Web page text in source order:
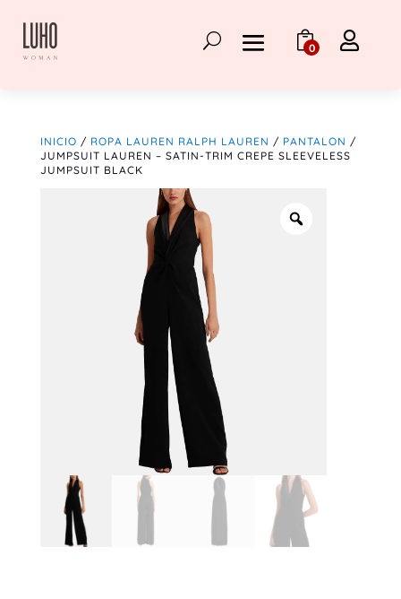
0 
INICIO / ROPA LAUREN RALPH LAUREN / PANTALON /
JUMPSUIT LAUREN – SATIN-TRIM CREPE SLEEVELESS
JUMPSUIT BLACK